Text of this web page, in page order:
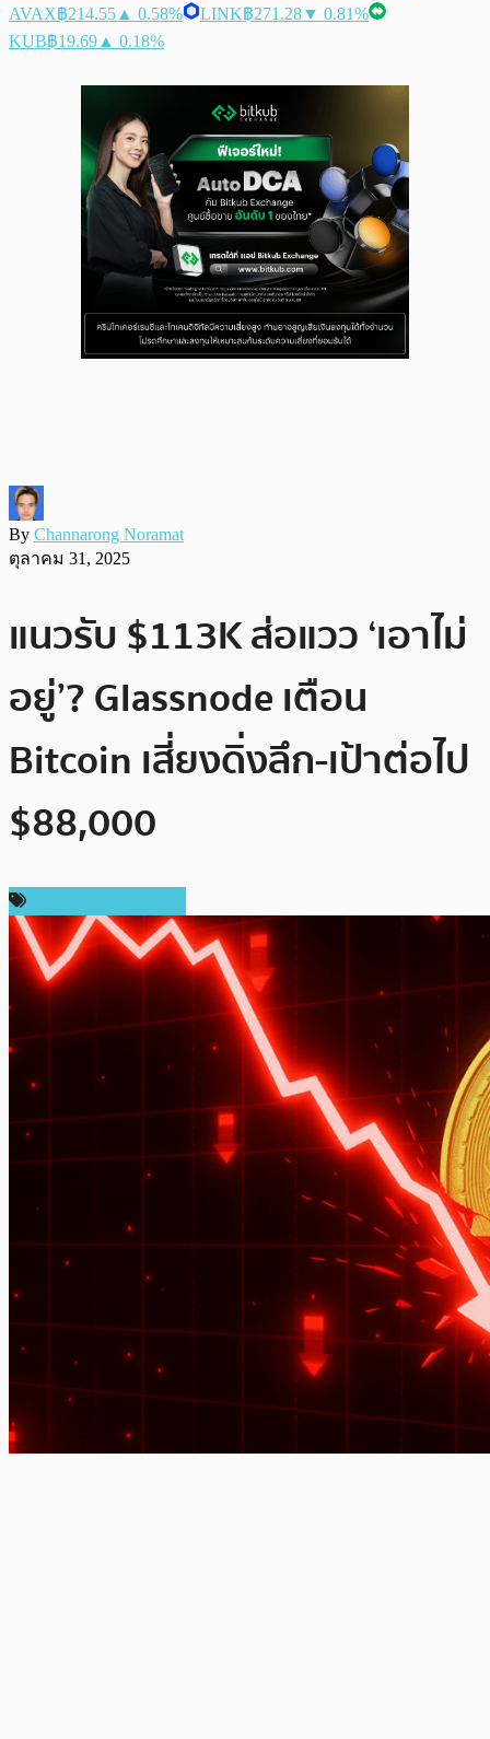
AVAX฿214.55 ▲ 0.58% LINK฿271.28▼ 0.81%
KUB฿19.69 ▲ 0.18%
By Channarong Noramat
ตุลาคม 31, 2025
แนวรับ $113K ส่อแวว ‘เอาไม่
อยู่’? Glassnode เตือน
Bitcoin เสี่ยงดิ่งลึก-เป้าต่อไป
$88,000